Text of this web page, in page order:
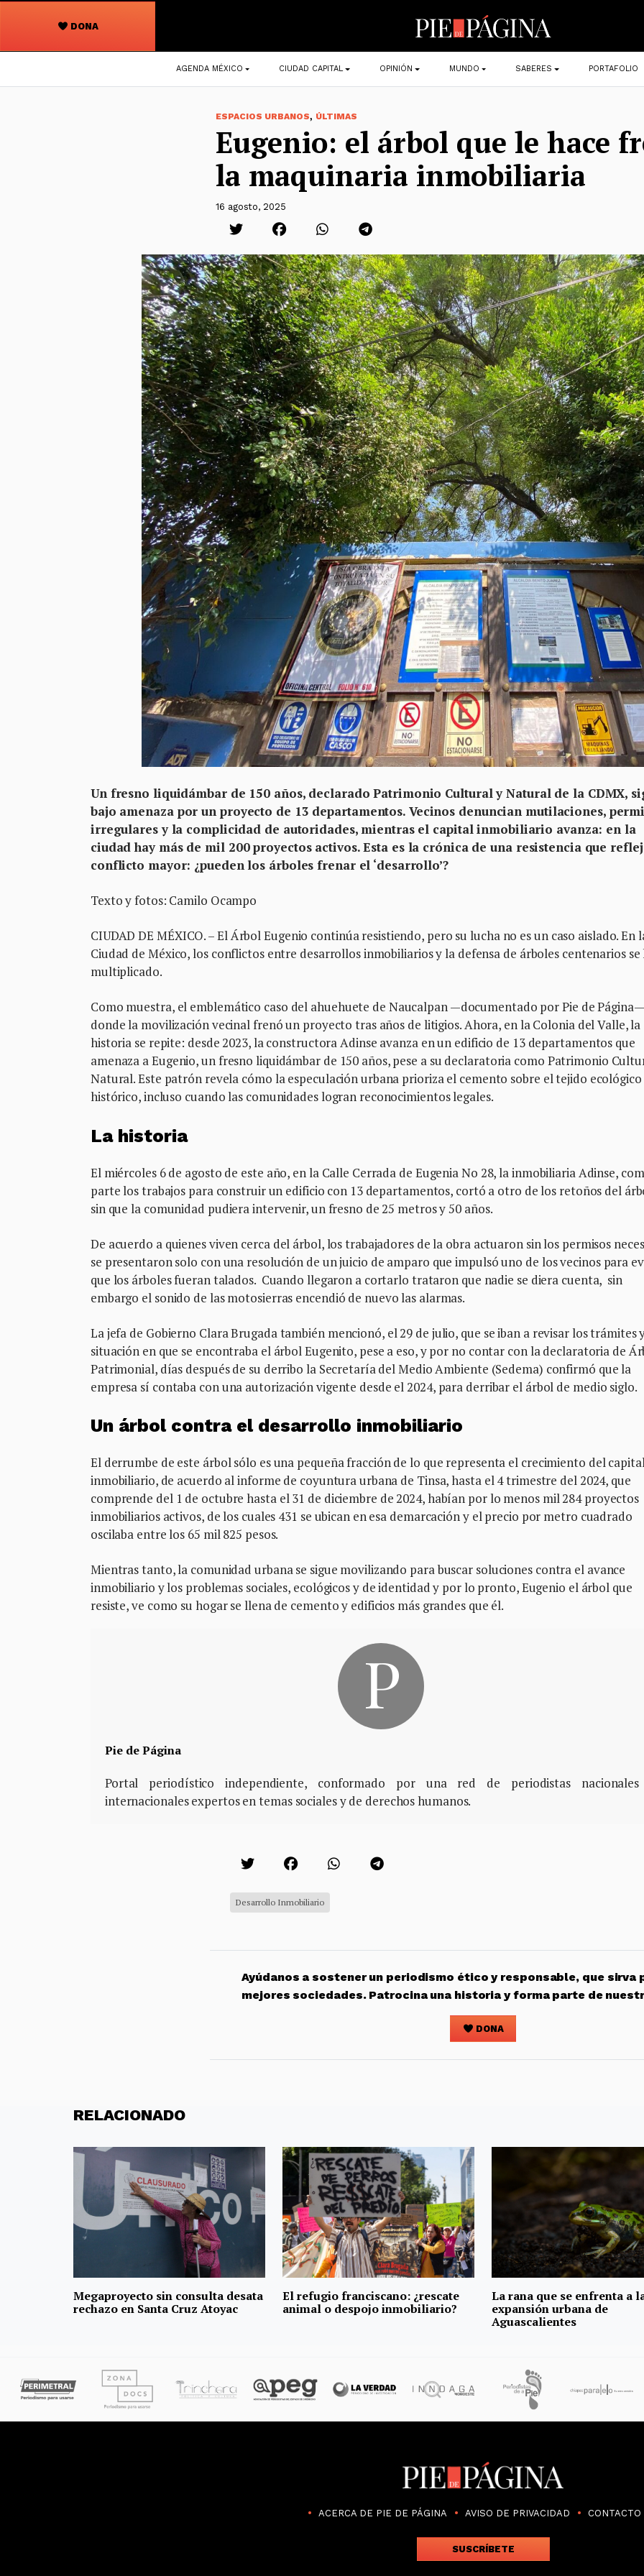
DONA
Navegación
principal
AGENDA MÉXICO CIUDAD CAPITAL OPINIÓN MUNDO SABERES PORTAFOLIO
ESPACIOS URBANOS, ÚLTIMAS
Eugenio: el árbol que le hace
la maquinaria inmobiliaria
16 agosto, 2025
Un fresno liquidámbar de 150 años, declarado Patrimonio Cultural y Natural de la CDMX,
bajo amenaza por un proyecto de 13 departamentos. Vecinos denuncian mutilaciones,
irregulares y la complicidad de autoridades, mientras el capital inmobiliario avanza: en la
ciudad hay más de mil 200 proyectos activos. Esta es la crónica de una resistencia que
conflicto mayor: ¿pueden los árboles frenar el ‘desarrollo’?
Texto y fotos: Camilo Ocampo
CIUDAD DE MÉXICO. – El Árbol Eugenio continúa resistiendo, pero su lucha no es un caso aislado. En
Ciudad de México, los conflictos entre desarrollos inmobiliarios y la defensa de árboles centenarios se
multiplicado.
Como muestra, el emblemático caso del ahuehuete de Naucalpan —documentado por Pie de
donde la movilización vecinal frenó un proyecto tras años de litigios. Ahora, en la Colonia del Valle, la
historia se repite: desde 2023, la constructora Adinse avanza en un edificio de 13 departamentos que
amenaza a Eugenio, un fresno liquidámbar de 150 años, pese a su declaratoria como Patrimonio
Natural. Este patrón revela cómo la especulación urbana prioriza el cemento sobre el tejido ecológico
histórico, incluso cuando las comunidades logran reconocimientos legales.
La historia
El miércoles 6 de agosto de este año, en la Calle Cerrada de Eugenia No 28, la inmobiliaria Adinse,
parte los trabajos para construir un edificio con 13 departamentos, cortó a otro de los retoños del
sin que la comunidad pudiera intervenir, un fresno de 25 metros y 50 años.
De acuerdo a quienes viven cerca del árbol, los trabajadores de la obra actuaron sin los permisos
se presentaron solo con una resolución de un juicio de amparo que impulsó uno de los vecinos para
que los árboles fueran talados. Cuando llegaron a cortarlo trataron que nadie se diera cuenta, sin
embargo el sonido de las motosierras encendió de nuevo las alarmas.
La jefa de Gobierno Clara Brugada también mencionó, el 29 de julio, que se iban a revisar los trámites
situación en que se encontraba el árbol Eugenito, pese a eso, y por no contar con la declaratoria de
Patrimonial, días después de su derribo la Secretaría del Medio Ambiente (Sedema) confirmó que la
empresa sí contaba con una autorización vigente desde el 2024, para derribar el árbol de medio siglo.
Un árbol contra el desarrollo inmobiliario
El derrumbe de este árbol sólo es una pequeña fracción de lo que representa el crecimiento del
inmobiliario, de acuerdo al informe de coyuntura urbana de Tinsa, hasta el 4 trimestre del 2024, que
comprende del 1 de octubre hasta el 31 de diciembre de 2024, habían por lo menos mil 284 proyectos
inmobiliarios activos, de los cuales 431 se ubican en esa demarcación y el precio por metro cuadrado
oscilaba entre los 65 mil 825 pesos.
Mientras tanto, la comunidad urbana se sigue movilizando para buscar soluciones contra el avance
inmobiliario y los problemas sociales, ecológicos y de identidad y por lo pronto, Eugenio el árbol que
resiste, ve como su hogar se llena de cemento y edificios más grandes que él.
Pie de Página
Portal periodístico independiente, conformado por una red de periodistas
internacionales expertos en temas sociales y de derechos humanos.
Desarrollo Inmobiliario
Ayúdanos a sostener un periodismo ético y responsable, que sirva
mejores sociedades. Patrocina una historia y forma parte de
DONA
RELACIONADO
Megaproyecto sin consulta desata
rechazo en Santa Cruz Atoyac
El refugio franciscano: ¿rescate
animal o despojo inmobiliario?
La rana que se enfrenta a
expansión urbana de
Aguascalientes
ACERCA DE PIE DE PÁGINA AVISO DE PRIVACIDAD CONTACTO
SUSCRÍBETE